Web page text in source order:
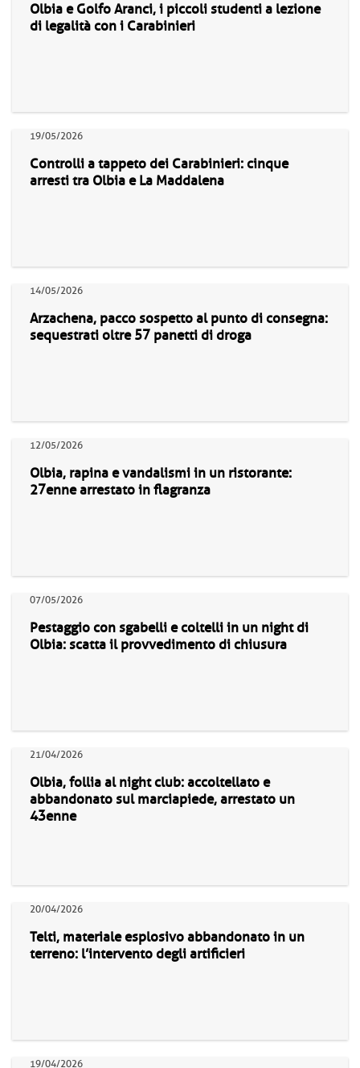
Olbia e Golfo Aranci, i piccoli studenti a lezione
di legalità con i Carabinieri
19/05/2026
Controlli a tappeto dei Carabinieri: cinque
arresti tra Olbia e La Maddalena
14/05/2026
Arzachena, pacco sospetto al punto di consegna:
sequestrati oltre 57 panetti di droga
12/05/2026
Olbia, rapina e vandalismi in un ristorante:
27enne arrestato in flagranza
07/05/2026
Pestaggio con sgabelli e coltelli in un night di
Olbia: scatta il provvedimento di chiusura
21/04/2026
Olbia, follia al night club: accoltellato e
abbandonato sul marciapiede, arrestato un
43enne
20/04/2026
Telti, materiale esplosivo abbandonato in un
terreno: l’intervento degli artificieri
19/04/2026